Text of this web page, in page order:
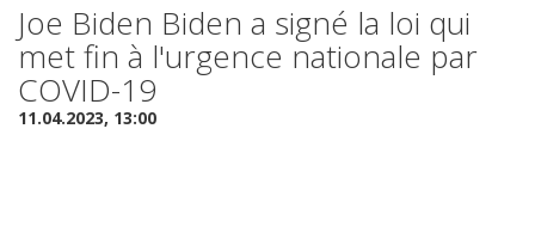
Joe Biden Biden a signé la loi qui
met fin à l'urgence nationale par
COVID-19
11.04.2023, 13:00